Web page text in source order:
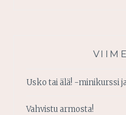
Usko tai älä! -minikurssi
Vahvistu armosta!